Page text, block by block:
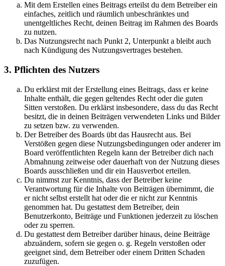
Mit dem Erstellen eines Beitrags erteilst du dem Betreiber ein
einfaches, zeitlich und räumlich unbeschränktes und
unentgeltliches Recht, deinen Beitrag im Rahmen des Boards
zu nutzen.
Das Nutzungsrecht nach Punkt 2, Unterpunkt a bleibt auch
nach Kündigung des Nutzungsvertrages bestehen.
3. Pflichten des Nutzers
Du erklärst mit der Erstellung eines Beitrags, dass er keine
Inhalte enthält, die gegen geltendes Recht oder die guten
Sitten verstoßen. Du erklärst insbesondere, dass du das Recht
besitzt, die in deinen Beiträgen verwendeten Links und Bilder
zu setzen bzw. zu verwenden.
Der Betreiber des Boards übt das Hausrecht aus. Bei
Verstößen gegen diese Nutzungsbedingungen oder anderer im
Board veröffentlichten Regeln kann der Betreiber dich nach
Abmahnung zeitweise oder dauerhaft von der Nutzung dieses
Boards ausschließen und dir ein Hausverbot erteilen.
Du nimmst zur Kenntnis, dass der Betreiber keine
Verantwortung für die Inhalte von Beiträgen übernimmt, die
er nicht selbst erstellt hat oder die er nicht zur Kenntnis
genommen hat. Du gestattest dem Betreiber, dein
Benutzerkonto, Beiträge und Funktionen jederzeit zu löschen
oder zu sperren.
Du gestattest dem Betreiber darüber hinaus, deine Beiträge
abzuändern, sofern sie gegen o. g. Regeln verstoßen oder
geeignet sind, dem Betreiber oder einem Dritten Schaden
zuzufügen.